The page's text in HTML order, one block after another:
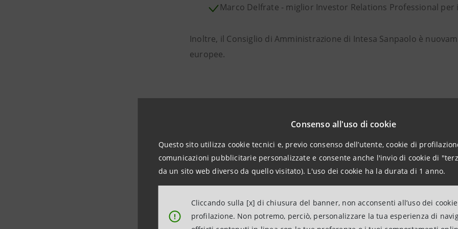
Consenso all'uso di cookie
Questo sito utilizza cookie tecnici e, previo consenso dell’utente, cookie di
comunicazioni pubblicitarie personalizzate e consente anche l'invio di cookie di
da un sito web diverso da quello visitato). L'uso dei cookie ha la durata di 1 anno.
!
Cliccando sulla [x] di chiusura del banner, non acconsenti all’uso dei
profilazione. Non potremo, perciò, personalizzare la tua esperienza di
Marco Delfrate - miglior Investor Relations Professional
Inoltre, il Consiglio di Amministrazione di Intesa Sanpaolo è
europee.
2024 Global Banking & Finance Awards
Intesa Sanpaolo Bank Albania è stata premiata durante l’edizione
“Best Bank for Sustainable Development Albania” e “Best